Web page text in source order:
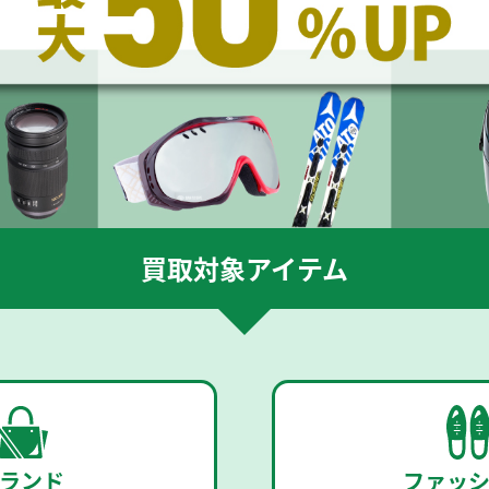
買取対象アイテム
ンド ファッ